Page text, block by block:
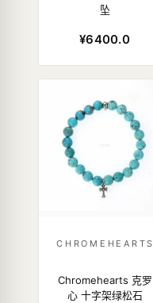
坠
¥6400.0
CHROMEHEARTS
Chromehearts 克罗
心 十字架绿松石